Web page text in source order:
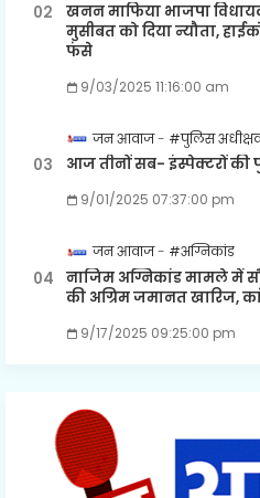
खनन माफिया भाजपा
मुसीबत को दिया न्यौता,
फंसे
9/03/2025 11:16:00 am
जन आवाज #पुलिस
आज तीनों सब- इंस्पेक्टरों की
9/01/2025 07:37:00 pm
जन आवाज #अग्निकांड
नाजिम अग्निकांड मामले में
की अग्रिम जमानत खारिज,
9/17/2025 09:25:00 pm